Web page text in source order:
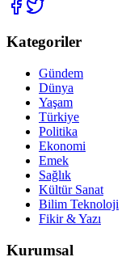
Kategoriler
Gündem
Dünya
Yaşam
Türkiye
Politika
Ekonomi
Emek
Sağlık
Kültür Sanat
Bilim Teknoloji
Fikir & Yazı
Kurumsal